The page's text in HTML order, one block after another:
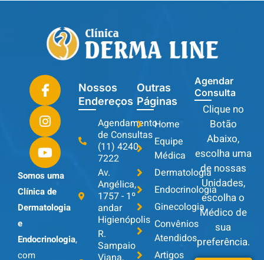
Somos uma
Clínica de
Dermatologia
e
Endocrinologia,
com
Nossos
Endereços
Agendamento
de Consultas
(11) 4240-
7222
Av.
Angélica,
1757 - 1º
andar
Higienópolis
R.
Sampaio
Outras
Páginas
Home
Equipe
Médica
Dermatologia
Endocrinologia
Ginecologia
Convênios
Atendidos
Artigos
Agendar
Consulta
Clique no
Botão
Abaixo,
escolha uma
de nossas
Unidades,
escolha o
Médico de
sua
preferência.